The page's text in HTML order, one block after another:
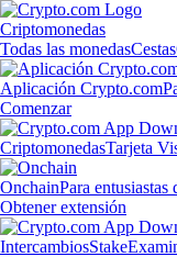
Criptomonedas
Todas las monedasCestas
Aplicación Crypto.com
Comenzar
CriptomonedasTarjeta
OnchainPara entusiastas
Obtener extensión
IntercambiosStake